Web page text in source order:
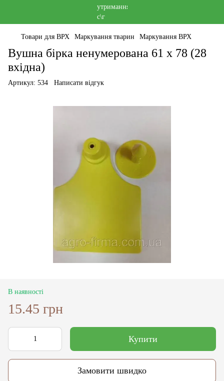
Товари для ВРХ Маркування тварин Маркування ВРХ
Вушна бірка ненумерована 61 х 78 (28
вхідна)
Артикул: 534 Написати відгук
В наявності
15.45 грн
Купити
Замовити швидко